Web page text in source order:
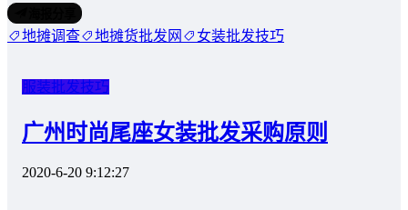
地摊调查 地摊货批发网 女装批发技巧
服装批发技巧
广州时尚尾座女装批发采购原则
2020-6-20 9:12:27